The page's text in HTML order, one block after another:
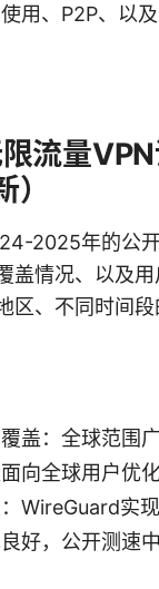
用、P2P、以
流量VPN
2025年的公
盖情况、以及
区、不同时间
盖：全球范围
向全球用户优
WireGuard实
好，公开测速